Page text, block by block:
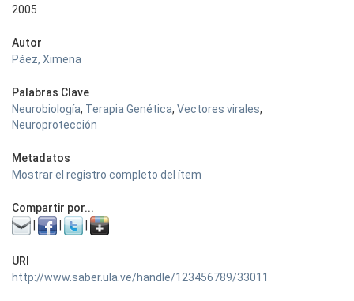
2005
Autor
Páez, Ximena
Palabras Clave
Neurobiología, Terapia Genética, Vectores virales,
Neuroprotección
Metadatos
Mostrar el registro completo del ítem
Compartir por...
URI
http://www.saber.ula.ve/handle/123456789/33011